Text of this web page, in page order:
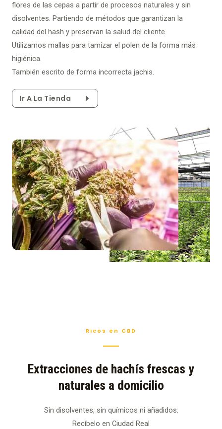
flores de las cepas a partir de procesos naturales y sin
disolventes. Partiendo de métodos que garantizan la
calidad del hash y preservan la salud del cliente.
Utilizamos mallas para tamizar el polen de la forma más
higiénica.
También escrito de forma incorrecta jachis.
Ir A La Tienda
Ricos en CBD
Extracciones de hachís frescas y
naturales a domicilio
Sin disolventes, sin químicos ni añadidos.
Recíbelo en Ciudad Real